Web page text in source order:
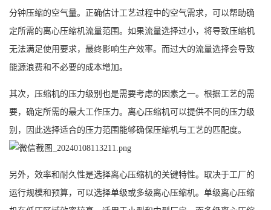
分钟压缩的空气量。正确估计工艺过程中的空气需求，可以帮助确
定所需的离心压缩机流量范围。如果流量选择过小，将导致压缩机
无法满足使用要求，最终影响生产效率。而过大的流量选择会导致
能源浪费和不必要的成本增加。
其次，压缩机的压力级别也是需要考虑的因素之一。根据工艺的需
要，确定所需的最大工作压力。离心压缩机可以提供不同的压力级
别，因此选择适合的压力范围能够确保压缩机与工艺的匹配度。
另外，效率和耐久性是选择离心压缩机的关键特性。取决于工厂的
运行规模和预算，可以选择单级或多级离心压缩机。单级离心压缩